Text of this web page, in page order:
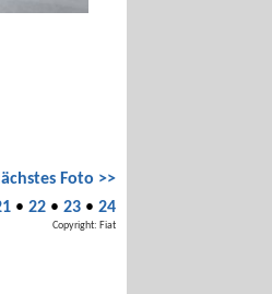
Foto >>
• 22 • 23 • 24
Copyright: Fiat